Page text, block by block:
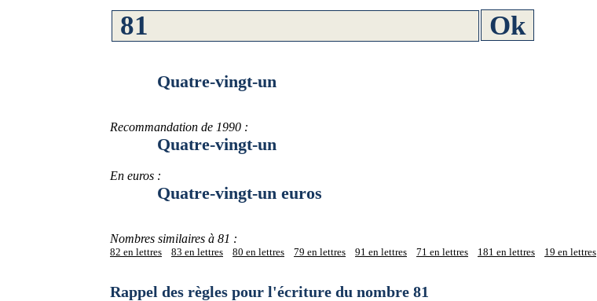
Quatre-vingt-un
Recommandation de 1990 :
Quatre-vingt-un
En euros :
Quatre-vingt-un euros
Nombres similaires à 81 :
82 en lettres 83 en lettres 80 en lettres 79 en lettres 91 en lettres 71 en lettres 181 en lettres 19 en lettres
Rappel des règles pour l'écriture du nombre 81